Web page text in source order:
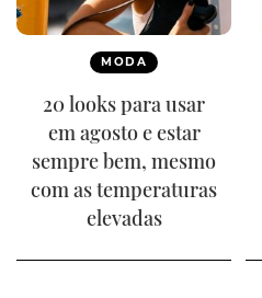
MODA
20 looks para usar
em agosto e estar
sempre bem, mesmo
com as temperaturas
elevadas